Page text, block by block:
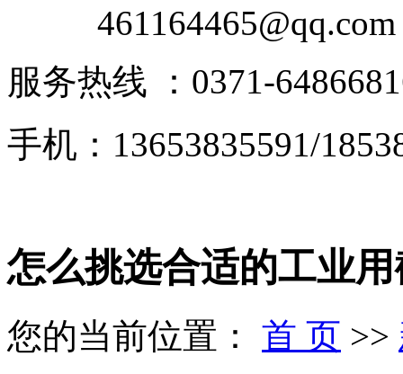
461164465@qq.com
服务热线 ：0371-
手机：13653835591/
怎么挑选合适的工业
您的当前位置： 首 页 >>